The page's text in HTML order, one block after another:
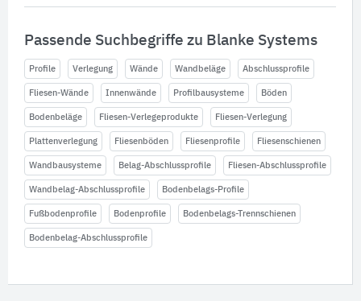
Passende Suchbegriffe zu Blanke Systems
Profile Verlegung Wände Wandbeläge Abschlussprofile
Fliesen-Wände Innenwände Profilbausysteme Böden
Bodenbeläge Fliesen-Verlegeprodukte Fliesen-Verlegung
Plattenverlegung Fliesenböden Fliesenprofile Fliesenschienen
Wandbausysteme Belag-Abschlussprofile Fliesen-Abschlussprofile
Wandbelag-Abschlussprofile Bodenbelags-Profile
Fußbodenprofile Bodenprofile Bodenbelags-Trennschienen
Bodenbelag-Abschlussprofile